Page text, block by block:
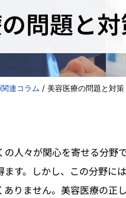
問題と
連コラム / 美容医療の問題と対策
人々が関心を寄せる分野
す。しかし、この分野に
りません。美容医療の正